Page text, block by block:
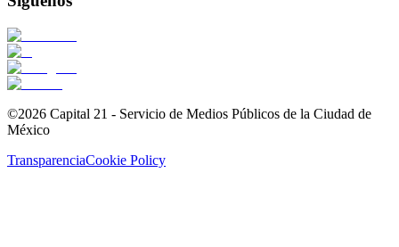
©2026 Capital 21 - Servicio de Medios Públicos de la Ciudad de
México
TransparenciaCookie Policy